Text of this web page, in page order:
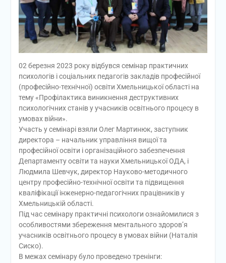
02 березня 2023 року відбувся семінар практичних
психологів і соціальних педагогів закладів професійної
(професійно-технічної) освіти Хмельницької області на
тему «Профілактика виникнення деструктивних
психологічних станів у учасників освітнього процесу в
умовах війни».
Участь у семінарі взяли Олег Мартинюк, заступник
директора – начальник управління вищої та
професійної освіти і організаційного забезпечення
Департаменту освіти та науки Хмельницької ОДА, і
Людмила Шевчук, директор Науково-методичного
центру професійно-технічної освіти та підвищення
кваліфікації інженерно-педагогічних працівників у
Хмельницькій області.
Під час семінару практичні психологи ознайомилися з
особливостями збереження ментального здоров’я
учасників освітнього процесу в умовах війни (Наталія
Сиско).
В межах семінару було проведено тренінги: